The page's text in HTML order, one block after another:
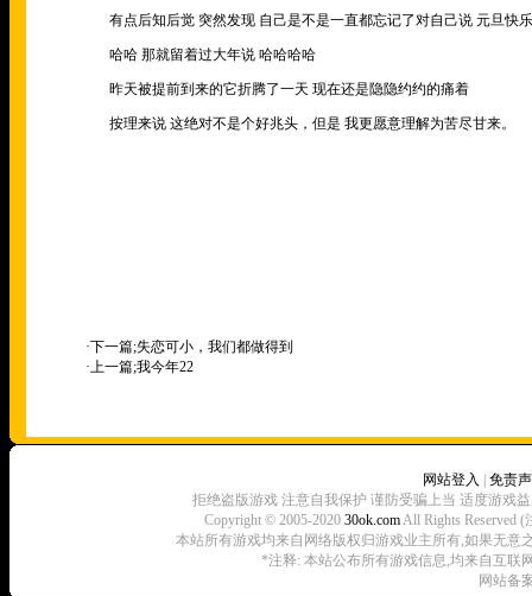
有点后知后觉 突然发现 自己是不是一直都忘记了对自己说 元旦快
哈哈 那就留着过大年说 哈哈哈哈
昨天被提前到来的它折腾了一天 现在还是隐隐约约的痛着
按理来说 这绝对不是个好兆头，但是 我更愿意理解为苦尽甘来。
·下一篇;失恋可小，我们都做得到
·上一篇;我今年22
网站登入
免责
拒绝盗版游戏 注意自我保护 谨防受骗上当 适度游戏
Copyright © 2005-2020 30ok.comAll Rights Reserved
本站所有游戏均来自网络版权归游戏业主所有,如果无意
*注释: 本站公布所有游戏信息,均来自互联
网站备